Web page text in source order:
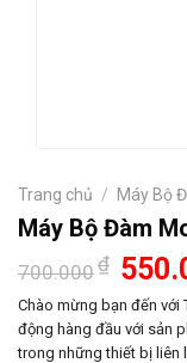
Trang chủ / Máy Bộ
Máy Bộ Đàm
700.000₫ Giá
gốc
là:
Chào mừng bạn đến với
động hàng đầu với sản
trong những thiết bị liên